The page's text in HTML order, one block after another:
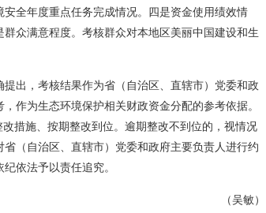
全年度重点任务完成情况。四是资金使用绩效情
众满意程度。考核群众对本地区美丽中国建设和生
出，考核结果作为省（自治区、直辖市）党委和政
作为生态环境保护相关财政资金分配的参考依据。
措施、按期整改到位。逾期整改不到位的，视情况
（自治区、直辖市）党委和政府主要负责人进行约
依法予以责任追究。
（吴敏）